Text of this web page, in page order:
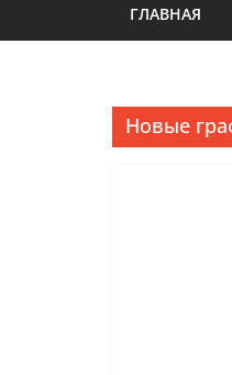
ГЛАВНАЯ
Новые